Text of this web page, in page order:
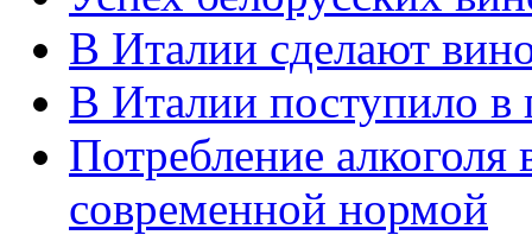
В Италии сделают
В Италии поступило в
Потребление
современной нормой